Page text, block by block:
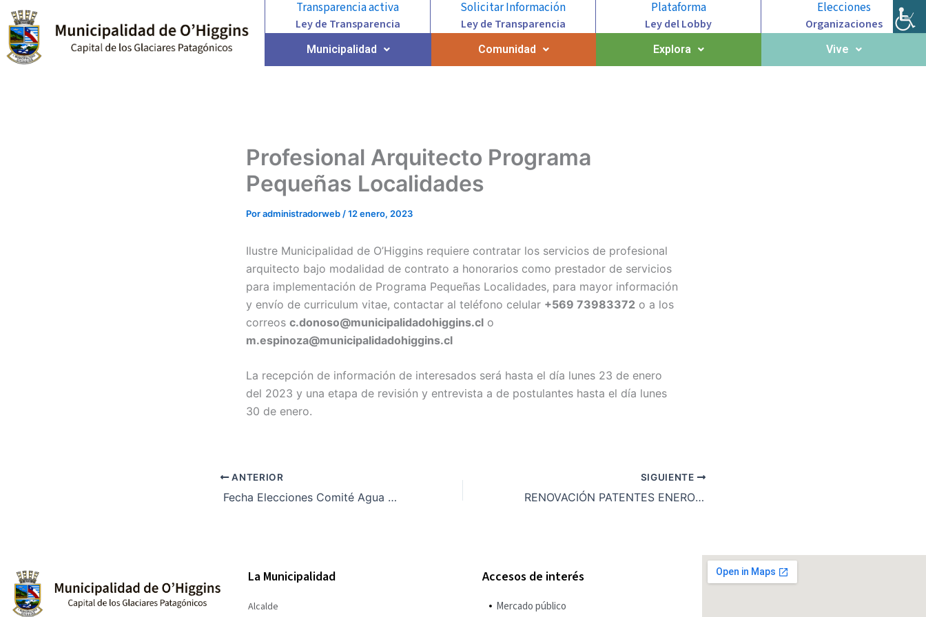
contenido
Transparencia activa
Ley de Transparencia
Solicitar Información
Ley de Transparencia
Plataforma
Ley del Lobby
Elecciones
Organizaciones
Municipalidad Comunidad Explora Vive
Profesional Arquitecto Programa
Pequeñas Localidades
Poradministradorweb /12 enero, 2023
Ilustre Municipalidad de O’Higgins requiere contratar los servicios de profesional
arquitecto bajo modalidad de contrato a honorarios como prestador de servicios
para implementación de Programa Pequeñas Localidades, para mayor información
y envío de curriculum vitae, contactar al teléfono celular +569 73983372 o a los
correos c.donoso@municipalidadohiggins.cl o
m.espinoza@municipalidadohiggins.cl
La recepción de información de interesados será hasta el día lunes 23 de enero
del 2023 y una etapa de revisión y entrevista a de postulantes hasta el día lunes
30 de enero.
ANTERIOR
Fecha Elecciones Comité Agua Potable Rural
SIGUIENTE
RENOVACIÓN PATENTES ENERO 2023￼
La Municipalidad
Alcalde
Accesos de interés
Mercado público